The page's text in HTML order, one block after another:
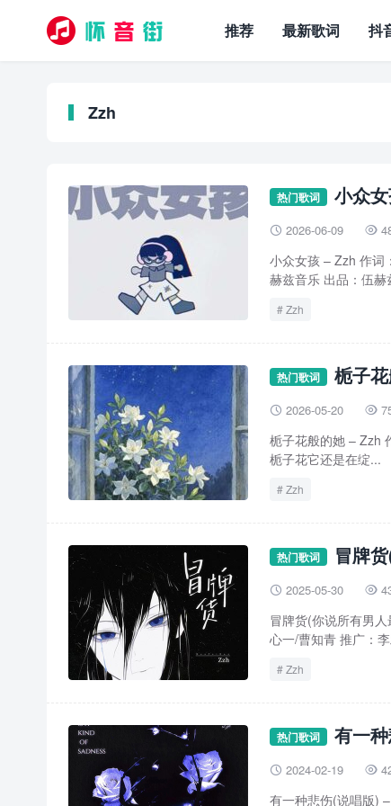
推荐 最新歌词 抖
Zzh
热门歌词 小众
 2026-06-09 
小众女孩 – Zzh 作词
赫兹音乐 出品：伍
Zzh
热门歌词 栀子
 2026-05-20 
栀子花般的她 – Zzh
栀子花它还是在绽...
Zzh
热门歌词 冒牌
 2025-05-30 
冒牌货(你说所有男
心一/曹知青 推广：
Zzh
热门歌词 有一
 2024-02-19 
有一种悲伤(说唱版)